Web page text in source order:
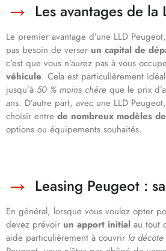
Les avantages de la
Le premier avantage d’une LLD
pas besoin de verser un capital de
c’est que vous n’aurez pas à vous
véhicule. Cela est particulièrement
jusqu’à 50 % moins chère que le prix
ans. D’autre part, avec une LLD
choisir entre de nombreux modèles
options ou équipements souhaités.
Leasing Peugeot :
En général, lorsque vous voulez opter
devez prévoir un apport initial au tout
aide particulièrement à couvrir la décote